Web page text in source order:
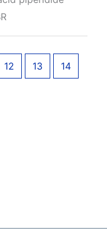
¥160.00
至
12 13 14